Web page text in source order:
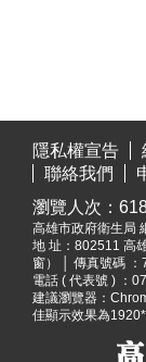
隱私權宣告
聯絡我們
瀏覽人次：
高雄市政府衛生局
地 址： 802511 高
窗）
│ 傳真號碼
電話 ( 代表號 ) ：
建議瀏覽器：
佳顯示效果為